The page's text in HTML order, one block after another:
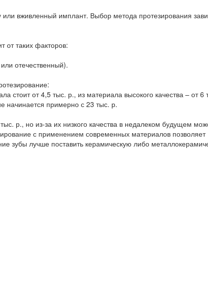
или вживленный имплант. Выбор метода протезирования
от таких факторов:
отечественный).
стоит от 4,5 тыс. р., из материала высокого качества – от 6
начинается примерно с 23 тыс. р.
р., но из-за их низкого качества в недалеком будущем
с применением современных материалов позволяет
зубы лучше поставить керамическую либо